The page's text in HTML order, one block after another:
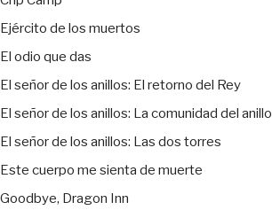
Ejército de los muertos
El odio que das
El señor de los anillos: El retorno del Rey
El señor de los anillos: La comunidad del anillo
El señor de los anillos: Las dos torres
Este cuerpo me sienta de muerte
Goodbye, Dragon Inn